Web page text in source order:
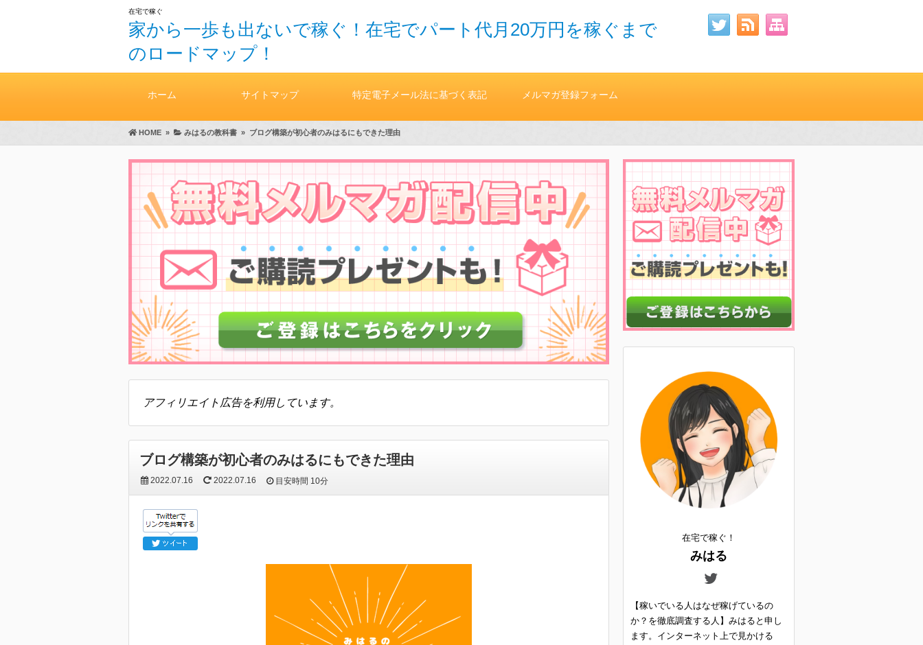
在宅で稼ぐ
家から一歩も出ないで稼ぐ！在宅でパート代月20万円を稼ぐまで
のロードマップ！
ホーム サイトマップ 特定電子メール法に基づく表記 メルマガ登録フォーム
HOME » みはるの教科書 » ブログ構築が初心者のみはるにもできた理由
アフィリエイト広告を利用しています。
ブログ構築が初心者のみはるにもできた理由
2022.07.16 2022.07.16 目安時間 10分
在宅で稼ぐ！
みはる
【稼いでいる人はなぜ稼げているの
か？を徹底調査する人】みはると申し
ます。インターネット上で見かける